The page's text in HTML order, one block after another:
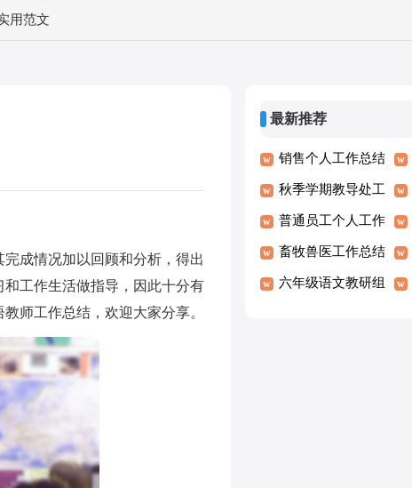
用范文
成情况加以回顾和分析，得出
工作生活做指导，因此十分有
师工作总结，欢迎大家分享。
最新推荐
销售个人工作总结
秋季学期教导处工
作总结
普通员工个人工作
总结
畜牧兽医工作总结
六年级语文教研组